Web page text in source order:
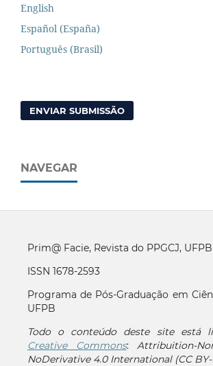
English
Español (España)
Português (Brasil)
ENVIAR SUBMISSÃO
NAVEGAR
Prim@ Facie, Revista do PPGCJ, UFPB
ISSN 1678-2593
Programa de Pós-Graduação em
UFPB
Todo o conteúdo deste site está
Creative Commons:Attribuition-
NoDerivative 4.0 International (CC